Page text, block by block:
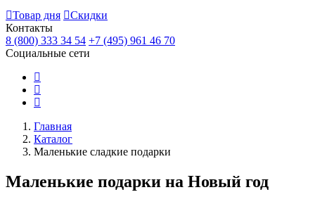
Товар дня
Скидки
Контакты
8 (800) 333 34 54 +7 (495) 961 46 70
Социальные сети
Главная
Каталог
Маленькие сладкие подарки
Маленькие подарки на Новый год